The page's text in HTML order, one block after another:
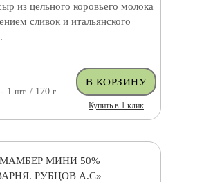
из цельного коровьего молока
сливок и итальянского
- 1шт. / 170г
Купить в 1 клик
МИНИ 50%
РУБЦОВ А.С»